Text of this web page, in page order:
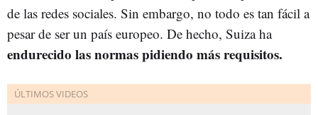
de las redes sociales. Sin embargo, no todo es tan fácil a
pesar de ser un país europeo. De hecho, Suiza ha
endurecido las normas pidiendo más requisitos.